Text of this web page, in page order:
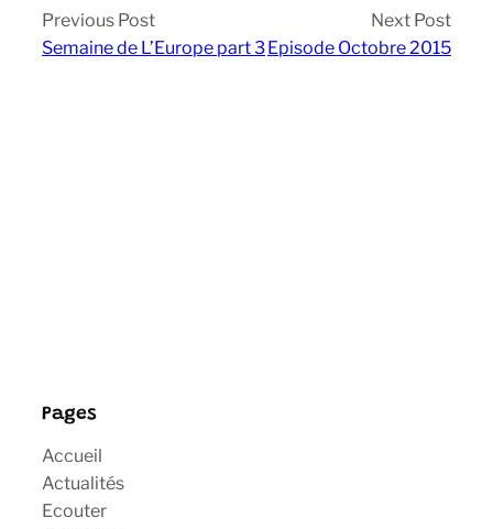
Previous Post
Semaine de L’Europe part 3
Next Post
Episode Octobre 2015
Pages
Accueil
Actualités
Ecouter